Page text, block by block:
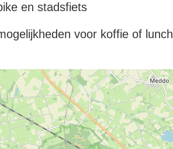
en stadsfiets
voor koffie of lunch